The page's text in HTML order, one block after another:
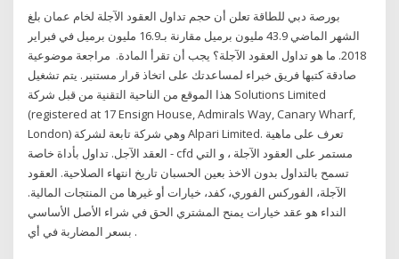
بورصة دبي للطاقة تعلن أن حجم تداول العقود الآجلة لخام عمان بلغ
الشهر الماضي 43.9 مليون برميل مقارنة بـ16.9 مليون برميل في فبراير
2018. ما هو تداول العقود الآجلة؟ يجب أن تقرأ المادة. ️ مراجعة موضوعية
صادقة كتبها فريق خبراء لمساعدتك على اتخاذ قرار مستنير. يتم تشغيل
هذا الموقع من الناحية التقنية من قبل شركة Solutions Limited
(registered at 17 Ensign House, Admirals Way, Canary Wharf,
London) وهي شركة تابعة لشركة Alpari Limited. تعرف على ماهية
العقد الآجل. تداول بأداة خاصة - cfd مستمر على العقود الآجلة ، و التي
تسمح بالتداول بدون الاخذ بعين الحسبان تاريخ انتهاء الصلاحية. العقود
الآجلة، الفوركس الفوري، كفد، خيارات أو غيرها من المنتجات المالية.
النداء هو عقد خيارات يمنح المشتري الحق في شراء الأصل الأساسي
بسعر المضاربة في أي .